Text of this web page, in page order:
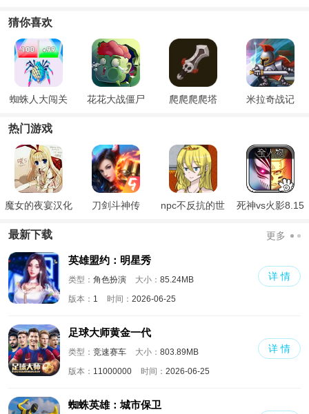
猜你喜欢
蜘蛛人大闯关 花花大战僵尸 爬爬爬爬塔 米拉奇战记
热门游戏
魔女的夜宴汉化
刀剑斗神传
npc不反抗的世
死神vs火影8.15
最新下载 更多
英雄盟约：明星秀
类型： 角色扮演 大小： 85.24MB
版本： 1 时间： 2026-06-25
详 情
足球大师黄金一代
类型： 竞速赛车 大小： 803.89MB
版本： 11000000 时间： 2026-06-25
详 情
蜘蛛英雄：城市保卫